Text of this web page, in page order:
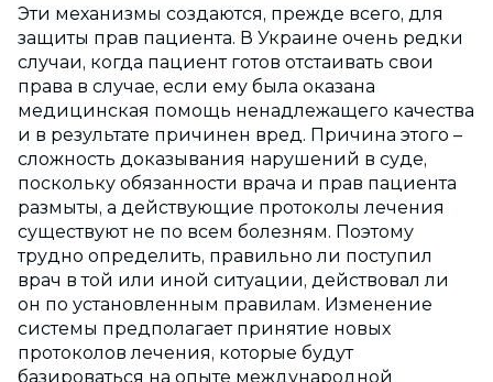
Эти механизмы создаются, прежде всего, для
защиты прав пациента. В Украине очень редки
случаи, когда пациент готов отстаивать свои
права в случае, если ему была оказана
медицинская помощь ненадлежащего качества
и в результате причинен вред. Причина этого –
сложность доказывания нарушений в суде,
поскольку обязанности врача и прав пациента
размыты, а действующие протоколы лечения
существуют не по всем болезням. Поэтому
трудно определить, правильно ли поступил
врач в той или иной ситуации, действовал ли
он по установленным правилам. Изменение
системы предполагает принятие новых
протоколов лечения, которые будут
базироваться на опыте международной